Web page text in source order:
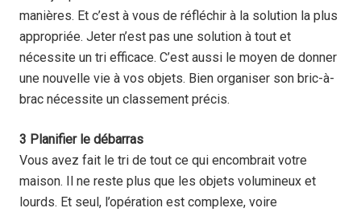
manières. Et c’est à vous de réfléchir à la solution la plus
appropriée. Jeter n’est pas une solution à tout et
nécessite un tri efficace. C’est aussi le moyen de donner
une nouvelle vie à vos objets. Bien organiser son bric-à-
brac nécessite un classement précis.
3 Planifier le débarras
Vous avez fait le tri de tout ce qui encombrait votre
maison. Il ne reste plus que les objets volumineux et
lourds. Et seul, l’opération est complexe, voire